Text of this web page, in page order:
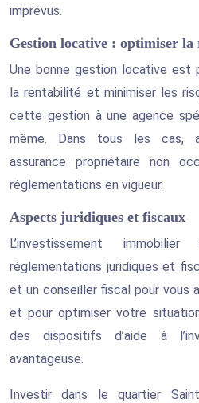
imprévus.
Gestion locative : optimiser
Une bonne gestion locative est
la rentabilité et minimiser les
cette gestion à une agence
même. Dans tous les cas,
assurance propriétaire non
réglementations en vigueur.
Aspects juridiques et fiscaux
L’investissement
réglementations juridiques et
et un conseiller fiscal pour vous
et pour optimiser votre
des dispositifs d’aide à
avantageuse.
Investir dans le quartier